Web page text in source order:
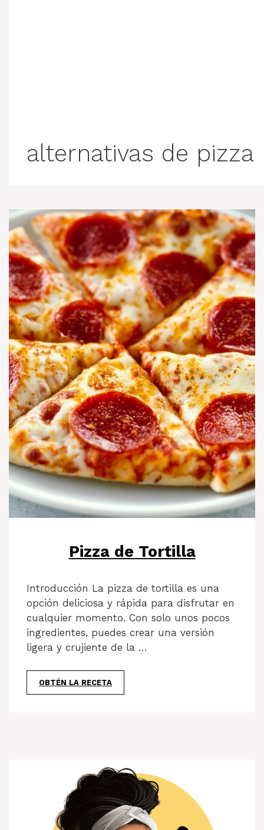
alternativas de pizza
Pizza de Tortilla
Introducción La pizza de tortilla es una
opción deliciosa y rápida para disfrutar en
cualquier momento. Con solo unos pocos
ingredientes, puedes crear una versión
ligera y crujiente de la …
OBTÉN LA RECETA